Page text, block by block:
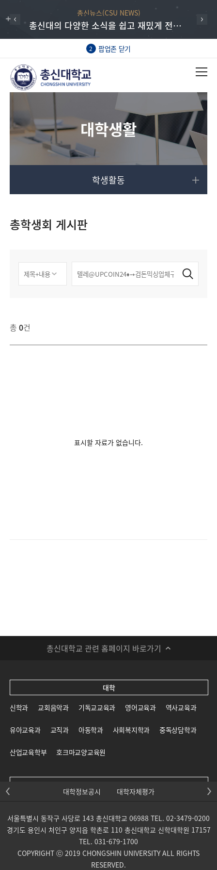
총신뉴스(CSU NEWS)
총신대의 다양한 소식을 쉽고 재밌게 전하는 총신뉴스
2 팝업존 닫기
대학생활
학생활동
총학생회 게시판
총 0건
표시할 자료가 없습니다.
총신대학교 관련 홈페이지 바로가기
대학
신학과 교회음악과 기독교교육과 영어교육과 역사교육과
유아교육과 교직과 아동학과 사회복지학과 중독상담학과
산업교육학부 호크마교양교육원
목회신학전문대학원 사회복지대학원 상담대학원
교회음악대학원 통일개발대학원 산업교육학부 대학원
대학정보공시 대학자체평가
서울특별시 동작구 사당로 143 총신대학교 06988 TEL. 02-3479-0200
경기도 용인시 처인구 양지읍 학촌로 110 총신대학교 신학대학원 17157
TEL. 031-679-1700
COPYRIGHT ⓒ 2019 CHONGSHIN UNIVERSITY ALL RIGHTS
RESERVED.